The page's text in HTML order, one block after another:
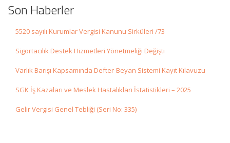
Son Haberler
5520 sayılı Kurumlar Vergisi Kanunu Sirküleri /73
Sigortacılık Destek Hizmetleri Yönetmeliği Değişti
Varlık Barışı Kapsamında Defter-Beyan Sistemi Kayıt Kılavuzu
SGK İş Kazaları ve Meslek Hastalıkları İstatistikleri – 2025
Gelir Vergisi Genel Tebliği (Seri No: 335)